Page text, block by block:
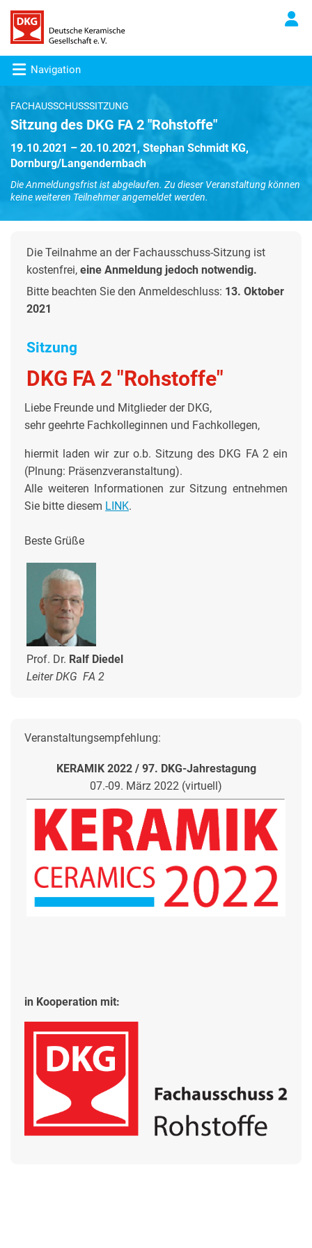
Navigation
FACHAUSSCHUSSSITZUNG
Sitzung des DKG FA 2 "Rohstoffe"
19.10.2021 – 20.10.2021, Stephan Schmidt KG,
Dornburg/Langendernbach
Die Anmeldungsfrist ist abgelaufen. Zu dieser Veranstaltung können
keine weiteren Teilnehmer angemeldet werden.
Die Teilnahme an der Fachausschuss-Sitzung ist
kostenfrei, eine Anmeldung jedoch notwendig.
Bitte beachten Sie den Anmeldeschluss: 13. Oktober
2021
Sitzung
DKG FA 2 "Rohstoffe"
Liebe Freunde und Mitglieder der DKG,
sehr geehrte Fachkolleginnen und Fachkollegen,
hiermit laden wir zur o.b. Sitzung des DKG FA 2 ein
(Plnung: Präsenzveranstaltung).
Alle weiteren Informationen zur Sitzung entnehmen
Sie bitte diesem LINK.
Beste Grüße
Prof. Dr. Ralf Diedel
Leiter DKG FA 2
Veranstaltungsempfehlung:
KERAMIK 2022 / 97. DKG-Jahrestagung
07.-09. März 2022 (virtuell)
in Kooperation mit: